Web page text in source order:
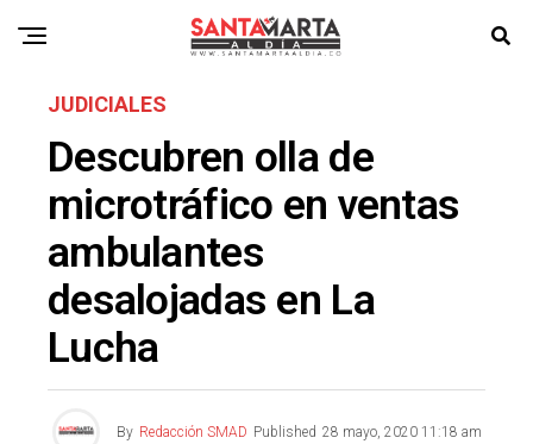
JUDICIALES
Descubren olla de
microtráfico en ventas
ambulantes
desalojadas en La
Lucha
By Redacción SMAD Published 28 mayo, 2020 11:18 am